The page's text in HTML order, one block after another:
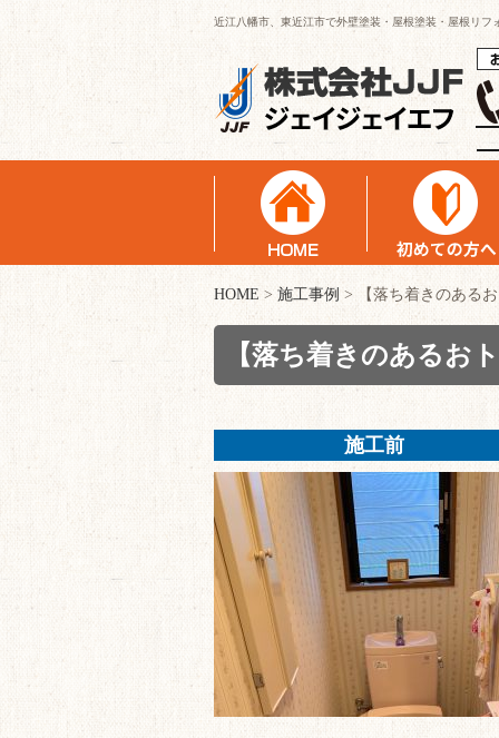
近江八幡市、東近江市で外壁塗装・屋根塗装・屋根リフ
HOME > 施工事例 > 【落ち着きのある
【落ち着きのあるお
施工前